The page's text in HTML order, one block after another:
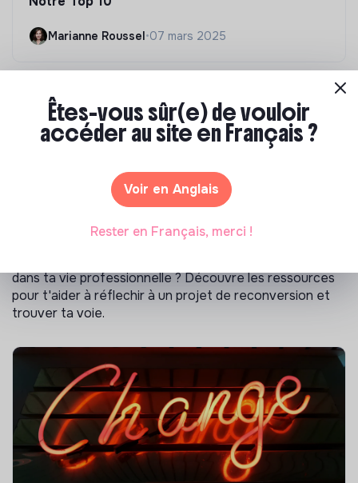
Marianne Roussel•07 mars 2025
Le guide de la reconversion
professionnelle
Tu ne t'épanouis plus dans ton travail, et tu envisages
dans ta vie professionnelle ? Découvre les ressources
pour t'aider à réflechir à un projet de reconversion et
trouver ta voie.
Êtes-vous sûr(e) de vouloir
accéder au site en Français ?
Voir en Anglais
Rester en Français, merci !